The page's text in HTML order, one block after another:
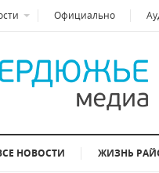
Официально
НОВОСТИ ЖИЗНЬ